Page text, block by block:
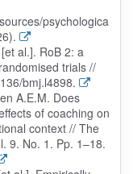
psychologica
al.]. RoB 2: a
trials //
bmj.l4898.
A.E.M. Does
of coaching on
context // The
9. No. 1. Pp. 1–18.